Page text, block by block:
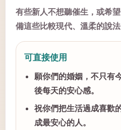
有些新人不想聽催生，或希
備這些比較現代、溫柔的說
可直接使用
願你們的婚姻，不只有
後每天的安心感。
祝你們把生活過成喜歡
成最安心的人。